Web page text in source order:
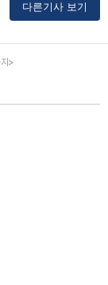
다른기사 보기
>